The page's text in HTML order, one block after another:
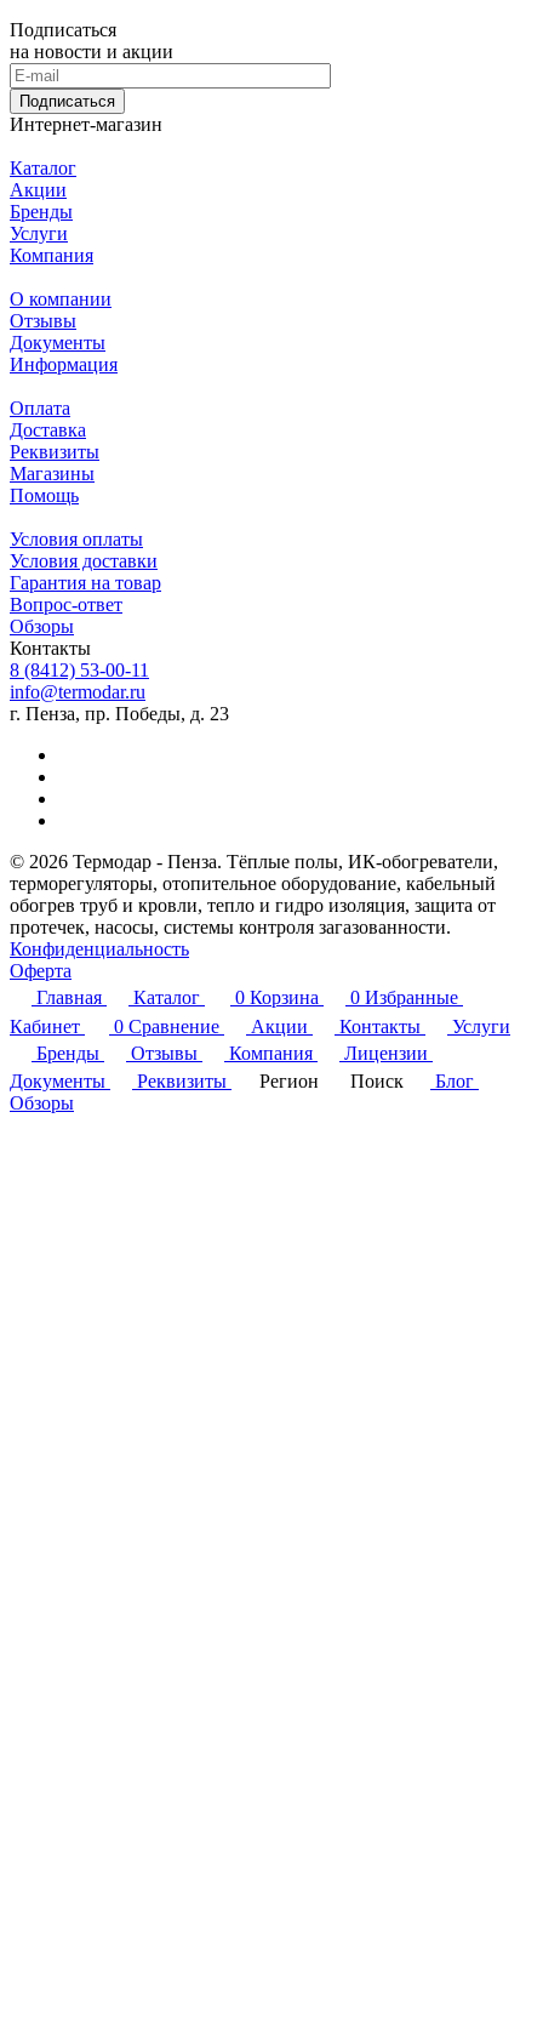
Подписаться
на новости и акции
Подписаться
Интернет-магазин
Каталог
Акции
Бренды
Услуги
Компания
О компании
Отзывы
Документы
Информация
Оплата
Доставка
Реквизиты
Магазины
Помощь
Условия оплаты
Условия доставки
Гарантия на товар
Вопрос-ответ
Обзоры
Контакты
8 (8412) 53-00-11
info@termodar.ru
г. Пенза, пр. Победы, д. 23
© 2026 Термодар - Пенза. Тёплые полы, ИК-обогреватели,
терморегуляторы, отопительное оборудование, кабельный
обогрев труб и кровли, тепло и гидро изоляция, защита от
протечек, насосы, системы контроля загазованности.
Конфиденциальность
Оферта
Главная
Каталог 0 Корзина 0 Избранные
Кабинет
0 Сравнение Акции Контакты
Услуги
Бренды
Отзывы Компания
Лицензии
Документы
Реквизиты Регион Поиск
Блог
Обзоры